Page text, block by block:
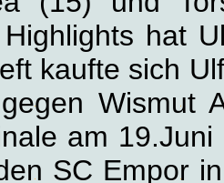
hat
kaufte sich
Wismut
am
SC Empor